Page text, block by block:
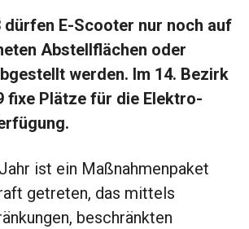
dürfen E-Scooter nur noch auf
Abstellflächen oder
werden. Im 14. Bezirk
fixe Plätze für die Elektro-
ist ein Maßnahmenpaket
getreten, das mittels
beschränkten